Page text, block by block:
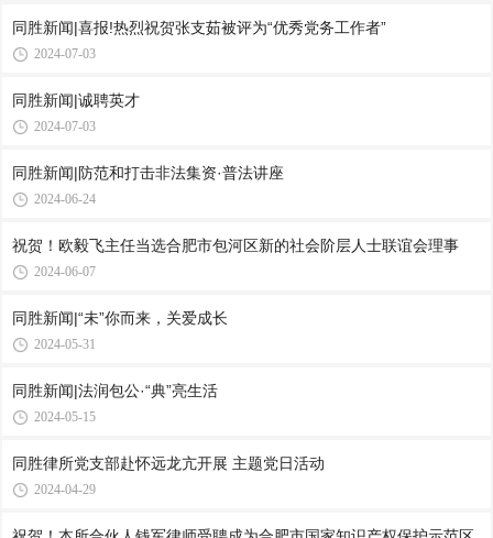
同胜新闻|喜报!热烈祝贺张支茹被评为“优秀党务工作者”
2024-07-03
同胜新闻|诚聘英才
2024-07-03
同胜新闻|防范和打击非法集资·普法讲座
2024-06-24
祝贺！欧毅飞主任当选合肥市包河区新的社会阶层人士联谊会理事
2024-06-07
同胜新闻|“未”你而来，关爱成长
2024-05-31
同胜新闻|法润包公·“典”亮生活
2024-05-15
同胜律所党支部赴怀远龙亢开展 主题党日活动
2024-04-29